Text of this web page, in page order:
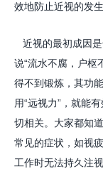
效地防止近视的发生
近视的最初成因是
说“流水不腐，户枢
得不到锻炼，其功
用“远视力”，就能
切相关。大家都知
常见的症状，如视
工作时无法持久注